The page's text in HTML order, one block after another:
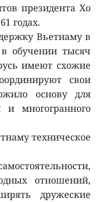
президента Хо
годах.
Вьетнаму в
обучении тысяч
имеют схожие
свои
основу для
многогранного
техническое
отношений,
дружеские